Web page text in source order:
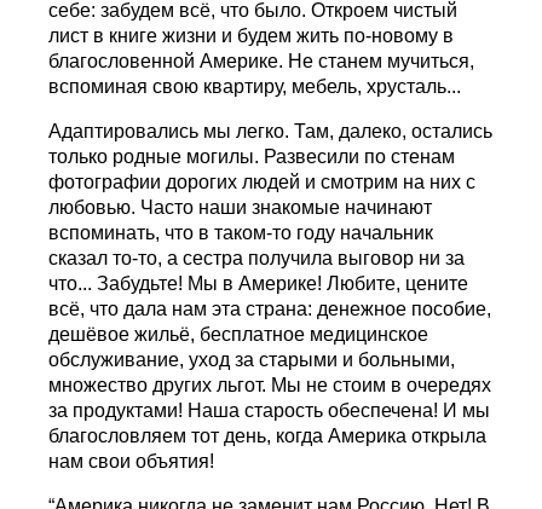
себе: забудем всё, что было. Откроем чистый
лист в книге жизни и будем жить по-новому в
благословенной Америке. Не станем мучиться,
вспоминая свою квартиру, мебель, хрусталь...
Адаптировались мы легко. Там, далеко, остались
только родные могилы. Развесили по стенам
фотографии дорогих людей и смотрим на них с
любовью. Часто наши знакомые начинают
вспоминать, что в таком-то году начальник
сказал то-то, а сестра получила выговор ни за
что... Забудьте! Мы в Америке! Любите, цените
всё, что дала нам эта страна: денежное пособие,
дешёвое жильё, бесплатное медицинское
обслуживание, уход за старыми и больными,
множество других льгот. Мы не стоим в очередях
за продуктами! Наша старость обеспечена! И мы
благословляем тот день, когда Америка открыла
нам свои объятия!